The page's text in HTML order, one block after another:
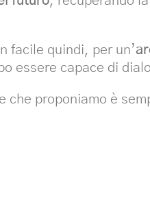
facile quindi, per un’
essere capace di
che proponiamo è